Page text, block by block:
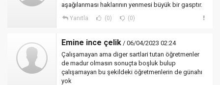
aşağılanması haklarının yenmesi büyük bir gasptır.
Yanıtla (0) (0)
Emine ince çelik / 06/04/2023 02:24
Çalışamayan ama diger sartlari tutan öğretmenler
de madur olmasın sonuçta boşluk bulup
çalışamayan bu şekildeki öğretmenlerin de günahı
yok